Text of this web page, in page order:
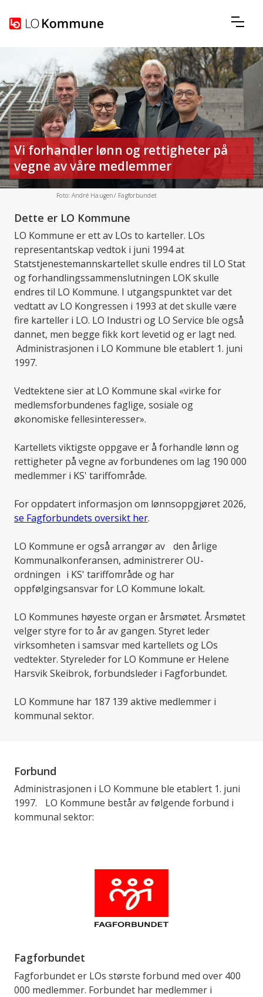
Vi forhandler lønn og rettigheter på
vegne av våre medlemmer
Foto: André Haugen/ Fagforbundet
Dette er LO Kommune
LO Kommune er ett av LOs to karteller. LOs
representantskap vedtok i juni 1994 at
Statstjenestemannskartellet skulle endres til LO Stat
og forhandlingssammenslutningen LOK skulle
endres til LO Kommune. I utgangspunktet var det
vedtatt av LO Kongressen i 1993 at det skulle være
fire karteller i LO. LO Industri og LO Service ble også
dannet, men begge fikk kort levetid og er lagt ned.
Administrasjonen i LO Kommune ble etablert 1. juni
1997.
Vedtektene sier at LO Kommune skal «virke for
medlemsforbundenes faglige, sosiale og
økonomiske fellesinteresser».
Kartellets viktigste oppgave er å forhandle lønn og
rettigheter på vegne av forbundenes om lag 190 000
medlemmer i KS' tariffområde.
For oppdatert informasjon om lønnsoppgjøret 2026,
se Fagforbundets oversikt her.
LO Kommune er også arrangør av den årlige
Kommunalkonferansen, administrerer OU-
ordningen i KS' tariffområde og har
oppfølgingsansvar for LO Kommune lokalt.
LO Kommunes høyeste organ er årsmøtet. Årsmøtet
velger styre for to år av gangen. Styret leder
virksomheten i samsvar med kartellets og LOs
vedtekter. Styreleder for LO Kommune er Helene
Harsvik Skeibrok, forbundsleder i Fagforbundet.
LO Kommune har 187 139 aktive medlemmer i
kommunal sektor.
Forbund
Administrasjonen i LO Kommune ble etablert 1. juni
1997. LO Kommune består av følgende forbund i
kommunal sektor:
Fagforbundet
Fagforbundet er LOs største forbund med over 400
000 medlemmer. Forbundet har medlemmer i